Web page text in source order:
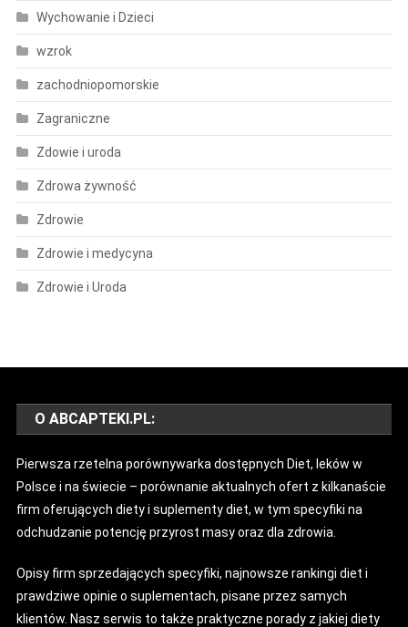
Wychowanie i Dzieci
wzrok
zachodniopomorskie
Zagraniczne
Zdowie i uroda
Zdrowa żywność
Zdrowie
Zdrowie i medycyna
Zdrowie i Uroda
O ABCAPTEKI.PL:
Pierwsza rzetelna porównywarka dostępnych Diet, leków w
Polsce i na świecie – porównanie aktualnych ofert z kilkanaście
firm oferujących diety i suplementy diet, w tym specyfiki na
odchudzanie potencję przyrost masy oraz dla zdrowia.
Opisy firm sprzedających specyfiki, najnowsze rankingi diet i
prawdziwe opinie o suplementach, pisane przez samych
klientów. Nasz serwis to także praktyczne porady z jakiej diety